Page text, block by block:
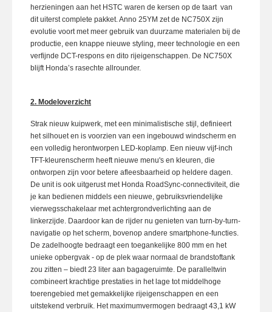
herzieningen aan het HSTC waren de kersen op de taart van
dit uiterst complete pakket. Anno 25YM zet de NC750X zijn
evolutie voort met meer gebruik van duurzame materialen bij de
productie, een knappe nieuwe styling, meer technologie en een
verfijnde DCT-respons en dito rijeigenschappen. De NC750X
blijft Honda’s rasechte allrounder.
2. Modeloverzicht
Strak nieuw kuipwerk, met een minimalistische stijl, definieert
het silhouet en is voorzien van een ingebouwd windscherm en
een volledig herontworpen LED-koplamp. Een nieuw vijf-inch
TFT-kleurenscherm heeft nieuwe menu's en kleuren, die
ontworpen zijn voor betere afleesbaarheid op heldere dagen.
De unit is ook uitgerust met Honda RoadSync-connectiviteit, die
je kan bedienen middels een nieuwe, gebruiksvriendelijke
vierwegsschakelaar met achtergrondverlichting aan de
linkerzijde. Daardoor kan de rijder nu genieten van turn-by-turn-
navigatie op het scherm, bovenop andere smartphone-functies.
De zadelhoogte bedraagt een toegankelijke 800 mm en het
unieke opbergvak - op de plek waar normaal de brandstoftank
zou zitten – biedt 23 liter aan bagageruimte. De paralleltwin
combineert krachtige prestaties in het lage tot middelhoge
toerengebied met gemakkelijke rijeigenschappen en een
uitstekend verbruik. Het maximumvermogen bedraagt 43,1 kW